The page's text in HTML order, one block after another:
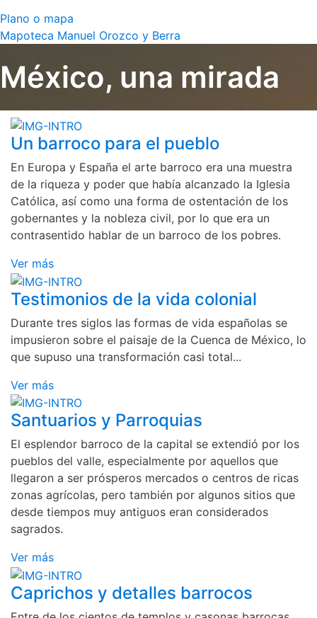
Plano o mapa
Mapoteca Manuel Orozco y Berra
México, una mirada
Un barroco para el pueblo
En Europa y España el arte barroco era una muestra
de la riqueza y poder que había alcanzado la Iglesia
Católica, así como una forma de ostentación de los
gobernantes y la nobleza civil, por lo que era un
contrasentido hablar de un barroco de los pobres.
Ver más
Testimonios de la vida colonial
Durante tres siglos las formas de vida españolas se
impusieron sobre el paisaje de la Cuenca de México, lo
que supuso una transformación casi total...
Ver más
Santuarios y Parroquias
El esplendor barroco de la capital se extendió por los
pueblos del valle, especialmente por aquellos que
llegaron a ser prósperos mercados o centros de ricas
zonas agrícolas, pero también por algunos sitios que
desde tiempos muy antiguos eran considerados
sagrados.
Ver más
Caprichos y detalles barrocos